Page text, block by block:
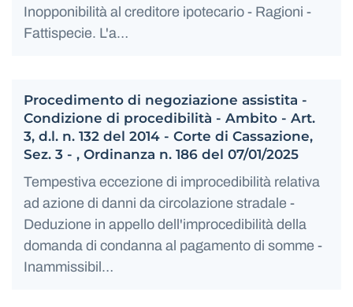
Inopponibilità al creditore ipotecario - Ragioni -
Fattispecie. L'a…
Procedimento di negoziazione assistita -
Condizione di procedibilità - Ambito - Art.
3, d.l. n. 132 del 2014 - Corte di Cassazione,
Sez. 3 - , Ordinanza n. 186 del 07/01/2025
Tempestiva eccezione di improcedibilità relativa
ad azione di danni da circolazione stradale -
Deduzione in appello dell'improcedibilità della
domanda di condanna al pagamento di somme -
Inammissibil…